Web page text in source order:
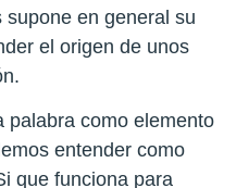
en general su
el origen de unos
palabra como elemento
entender como
que funciona para